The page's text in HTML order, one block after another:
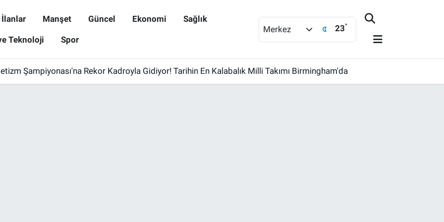
İlanlar Manşet Güncel Ekonomi Sağlık
Teknoloji Spor
Merkez 23°
Şampiyonası'na Rekor Kadroyla Gidiyor! Tarihin En Kalabalık Milli Takımı Birmingham'da